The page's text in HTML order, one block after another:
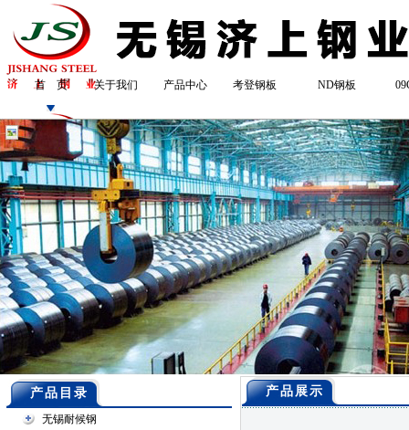
首 页 关于我们 产品中心 考登钢板 ND钢板
产品目录
无锡耐候钢
产品展示